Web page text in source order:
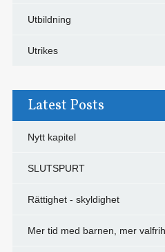
Utbildning
Utrikes
Latest Posts
Nytt kapitel
SLUTSPURT
Rättighet - skyldighet
Mer tid med barnen, mer